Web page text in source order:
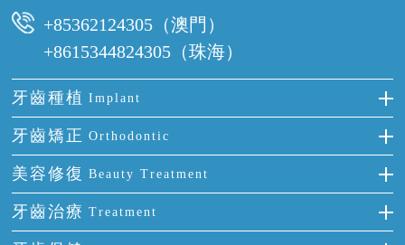
+85362124305（澳門）
+8615344824305（珠海）
牙齒種植 Implant
種牙
單顆牙缺失
門牙缺失
多顆牙缺失
牙齒矯正 Orthodontic
隱形箍牙
前牙反頜
牙齒擁擠
美容修復 Beauty Treatment
全瓷牙
烤瓷牙
牙齒治療 Treatment